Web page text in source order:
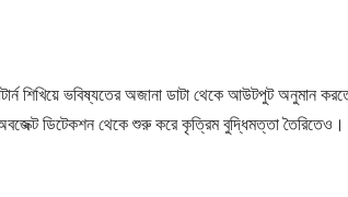
শিখিয়ে ভবিষ্যতের অজানা ডাটা থেকে আউটপুট অনুমান
ডিটেকশন থেকে শুরু করে কৃত্রিম বুদ্ধিমত্তা তৈরিতেও।